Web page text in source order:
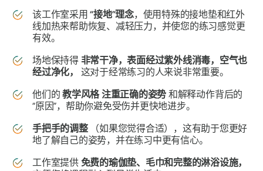
该工作室采用“接地”理念，使用特殊的接地垫和红外
线加热来帮助恢复、减轻压力，并使您的练习感觉更
有效。
场地保持得 非常干净，表面经过紫外线消毒，空气也
经过净化，
这对于经常练习的人来说非常重要。
他们的教学风格 注重正确的姿势 和解释动作背后的
“原因”，帮助你避免受伤并更快地进步。
手把手的调整
（如果您觉得合适），这有助于您更好
地了解自己的姿势，并在练习中更有信心。
工作室提供 免费的瑜伽垫、毛巾和完整的淋浴设施，